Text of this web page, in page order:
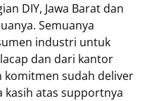
DIY, Jawa Barat dan
Semuanya
industri untuk
dan dari kantor
komitmen sudah deliver
kasih atas supportnya